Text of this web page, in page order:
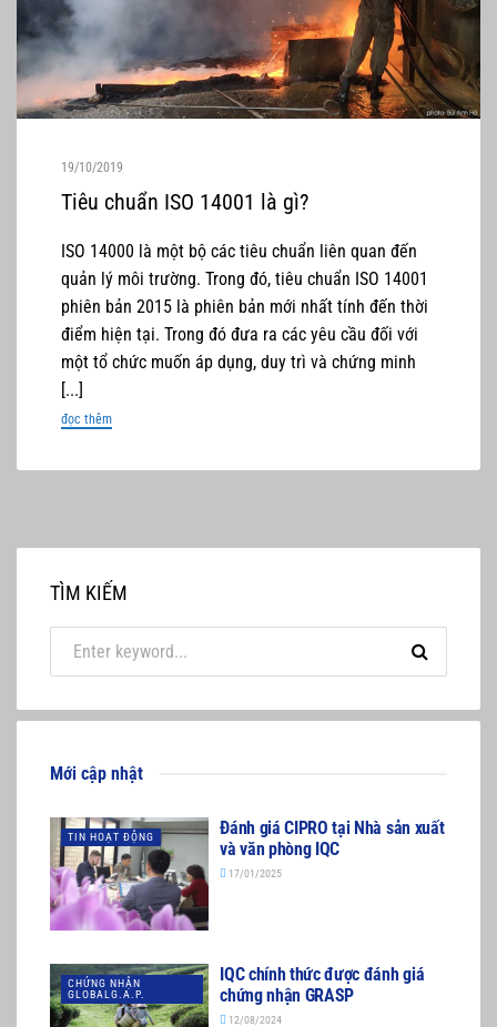
19/10/2019
Tiêu chuẩn ISO 14001 là gì?
ISO 14000 là một bộ các tiêu chuẩn liên quan đến
quản lý môi trường. Trong đó, tiêu chuẩn ISO 14001
phiên bản 2015 là phiên bản mới nhất tính đến thời
điểm hiện tại. Trong đó đưa ra các yêu cầu đối với
một tổ chức muốn áp dụng, duy trì và chứng minh
[...]
đọc thêm
TÌM KIẾM
Mới cập nhật
TIN HOẠT ĐỘNG
Đánh giá CIPRO tại Nhà sản xuất
và văn phòng IQC
17/01/2025
CHỨNG NHẬN
GLOBALG.A.P.
IQC chính thức được đánh giá
chứng nhận GRASP
12/08/2024